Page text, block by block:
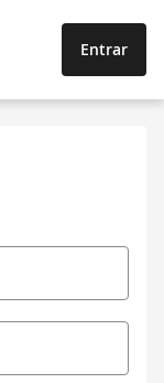
Entrar